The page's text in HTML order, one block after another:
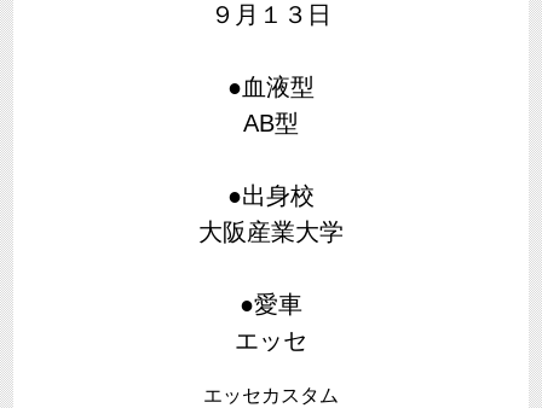
９月１３日
●血液型
AB型
●出身校
大阪産業大学
●愛車
エッセ
エッセカスタム